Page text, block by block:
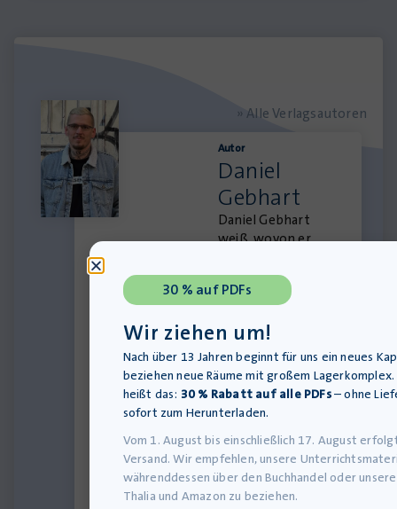
» Alle Verlagsautoren
Autor
Daniel
Gebhart
Daniel Gebhart
weiß, wovon er
von Alkohol und
Drogen prägte
Trotzdem hat er es
geschafft und lebt
glücklich mit seiner
Partnerin und den
Kindern zusammen.
Strassen­staub ist
er in Deutschland,
Österreich und der
Schweiz unterwegs
30 % auf PDFs
Wir ziehen um!
Nach über 13 Jahren beginnt für uns ein neues
beziehen neue Räume mit großem Lagerkomplex.
heißt das: 30 % Rabatt auf alle PDFs– ohne
sofort zum Herunterladen.
Vom 1. August bis einschließlich 17. August
Versand. Wir empfehlen, unsere
währenddessen über den Buchhandel oder
Thalia und Amazon zu beziehen.